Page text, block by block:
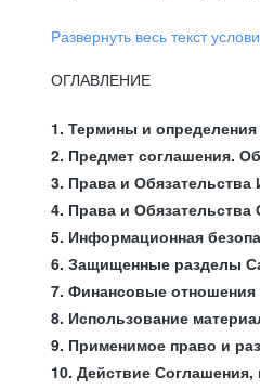
Развернуть весь текст
ОГЛАВЛЕНИЕ
1. Термины и определения
2. Предмет соглашения.
3. Права и Обязательства
4. Права и Обязательства
5. Информационная
6. Защищенные разделы
7. Финансовые отношения
8. Использование
9. Применимое право и
10. Действие Соглашения,